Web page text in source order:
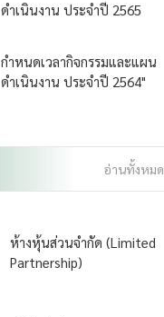
ดำเนินงาน ประจำปี 2565
กำหนดเวลากิจกรรมและแผน
ดำเนินงาน ประจำปี 2564"
อ่านทั้งหมด
ห้างหุ้นส่วนจำกัด (Limited
Partnership)